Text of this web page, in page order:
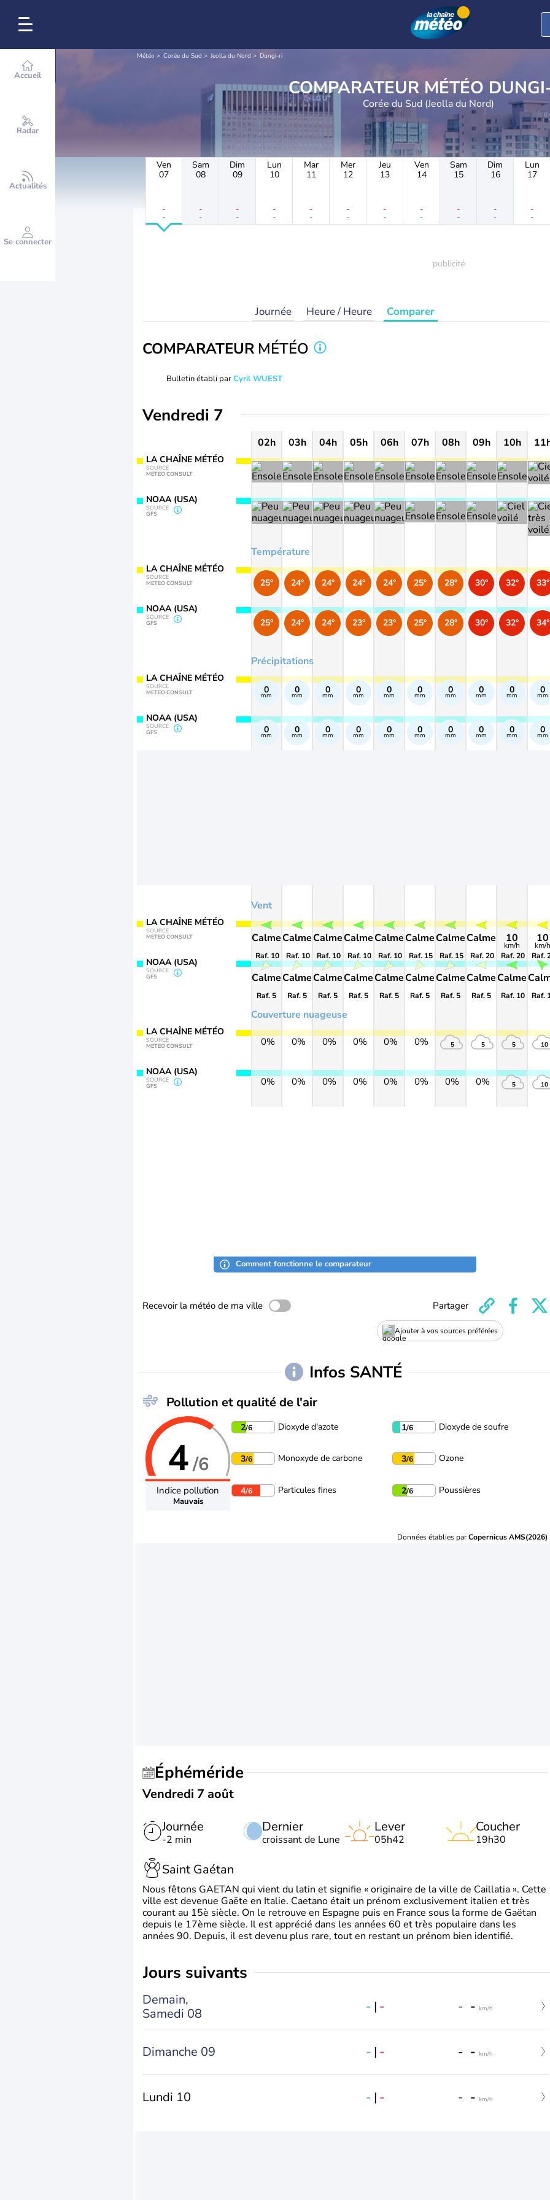
Accueil
Radar
Actualités
Se connecter
Météo Corée du Sud Jeolla du Nord Dungi-ri
COMPARATEUR MÉTÉO
Corée du Sud (Jeolla du Nord)
Ven
07
-
-
Sam
08
-
-
Dim
09
-
-
Lun
10
-
-
Mar
11
-
-
Mer
12
-
-
Jeu
13
-
-
Ven
14
-
-
Sam
15
-
-
Dim
16
-
-
Lun
17
-
-
Journée Heure / Heure Comparer
COMPARATEUR MÉTÉO
Bulletin établi parCyril WUEST
Vendredi 7
LA CHAÎNE MÉTÉO
SOURCE
METEO CONSULT
NOAA (USA)
SOURCE
GFS
LA CHAÎNE MÉTÉO
SOURCE
METEO CONSULT
NOAA (USA)
SOURCE
GFS
LA CHAÎNE MÉTÉO
SOURCE
METEO CONSULT
NOAA (USA)
SOURCE
GFS
LA CHAÎNE MÉTÉO
SOURCE
METEO CONSULT
NOAA (USA)
SOURCE
GFS
LA CHAÎNE MÉTÉO
SOURCE
METEO CONSULT
NOAA (USA)
SOURCE
GFS
02h 03h 04h 05h 06h 07h 08h 09h 10h
Température
Précipitations
Vent
Couverture nuageuse
25°
25°
0
mm
0
mm
Calme
Raf. 10
Calme
Raf. 5
0%
0%
24°
24°
0
mm
0
mm
Calme
Raf. 10
Calme
Raf. 5
0%
0%
24°
24°
0
mm
0
mm
Calme
Raf. 10
Calme
Raf. 5
0%
0%
24°
23°
0
mm
0
mm
Calme
Raf. 10
Calme
Raf. 5
0%
0%
24°
23°
0
mm
0
mm
Calme
Raf. 10
Calme
Raf. 5
0%
0%
25°
25°
0
mm
0
mm
Calme
Raf. 15
Calme
Raf. 5
0%
0%
28°
28°
0
mm
0
mm
Calme
Raf. 15
Calme
Raf. 5
5
0%
30°
30°
0
mm
0
mm
Calme
Raf. 20
Calme
Raf. 5
5
0%
32°
32°
0
mm
0
mm
10
km/h
Raf. 20
Calme
Raf. 10
5
5
33°
34°
0
mm
0
mm
10
km/h
Raf.
Raf.
10
10
Comment fonctionne le comparateur
Recevoir la météo de ma ville
Ajouter à vos sources préférées
Partager
Infos SANTÉ
Pollution et qualité de l'air
4/6
Indice pollution
Mauvais
2/6 Dioxyde d'azote 1/6 Dioxyde de soufre
3/6 Monoxyde de carbone 3/6 Ozone
4/6 Particules fines 2/6 Poussières
Données établies parCopernicus AMS(2026)
Éphéméride
Vendredi 7 août
Journée
-2 min
Dernier
croissant de Lune
Lever
05h42
Coucher
19h30
Saint Gaétan
Nous fêtons GAETAN qui vient du latin et signifie « originaire de la ville de Caillatia ». Cette
ville est devenue Gaëte en Italie. Caetano était un prénom exclusivement italien et très
courant au 15è siècle. On le retrouve en Espagne puis en France sous la forme de Gaëtan
depuis le 17ème siècle. Il est apprécié dans les années 60 et très populaire dans les
années 90. Depuis, il est devenu plus rare, tout en restant un prénom bien identifié.
jours suivants
Demain,
Samedi 08
- | - - - km/h
Dimanche 09 - | - - - km/h
Lundi 10 - | - - - km/h